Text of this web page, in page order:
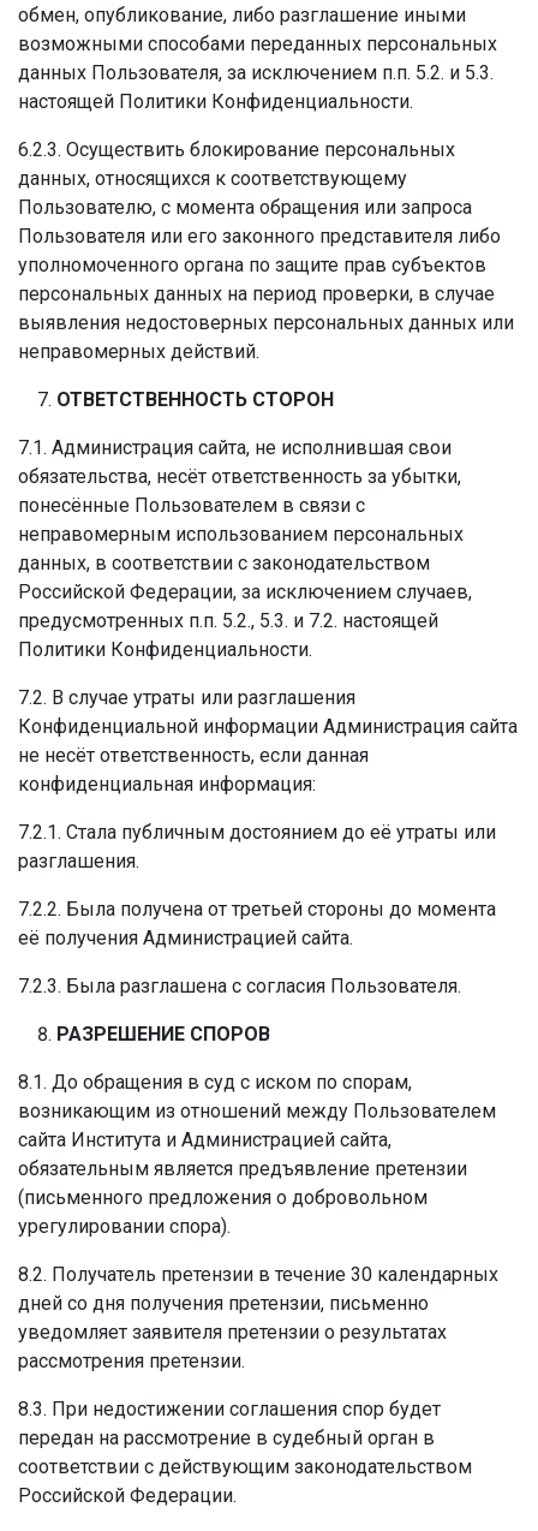
обмен, опубликование, либо разглашение иными
возможными способами переданных персональных
данных Пользователя, за исключением п.п. 5.2. и 5.3.
настоящей Политики Конфиденциальности.
6.2.3. Осуществить блокирование персональных
данных, относящихся к соответствующему
Пользователю, с момента обращения или запроса
Пользователя или его законного представителя либо
уполномоченного органа по защите прав субъектов
персональных данных на период проверки, в случае
выявления недостоверных персональных данных или
неправомерных действий.
ОТВЕТСТВЕННОСТЬ СТОРОН
7.1. Администрация сайта, не исполнившая свои
обязательства, несёт ответственность за убытки,
понесённые Пользователем в связи с
неправомерным использованием персональных
данных, в соответствии с законодательством
Российской Федерации, за исключением случаев,
предусмотренных п.п. 5.2., 5.3. и 7.2. настоящей
Политики Конфиденциальности.
7.2. В случае утраты или разглашения
Конфиденциальной информации Администрация сайта
не несёт ответственность, если данная
конфиденциальная информация:
7.2.1. Стала публичным достоянием до её утраты или
разглашения.
7.2.2. Была получена от третьей стороны до момента
её получения Администрацией сайта.
7.2.3. Была разглашена с согласия Пользователя.
РАЗРЕШЕНИЕ СПОРОВ
8.1. До обращения в суд с иском по спорам,
возникающим из отношений между Пользователем
сайта Института и Администрацией сайта,
обязательным является предъявление претензии
(письменного предложения о добровольном
урегулировании спора).
8.2. Получатель претензии в течение 30 календарных
дней со дня получения претензии, письменно
уведомляет заявителя претензии о результатах
рассмотрения претензии.
8.3. При недостижении соглашения спор будет
передан на рассмотрение в судебный орган в
соответствии с действующим законодательством
Российской Федерации.